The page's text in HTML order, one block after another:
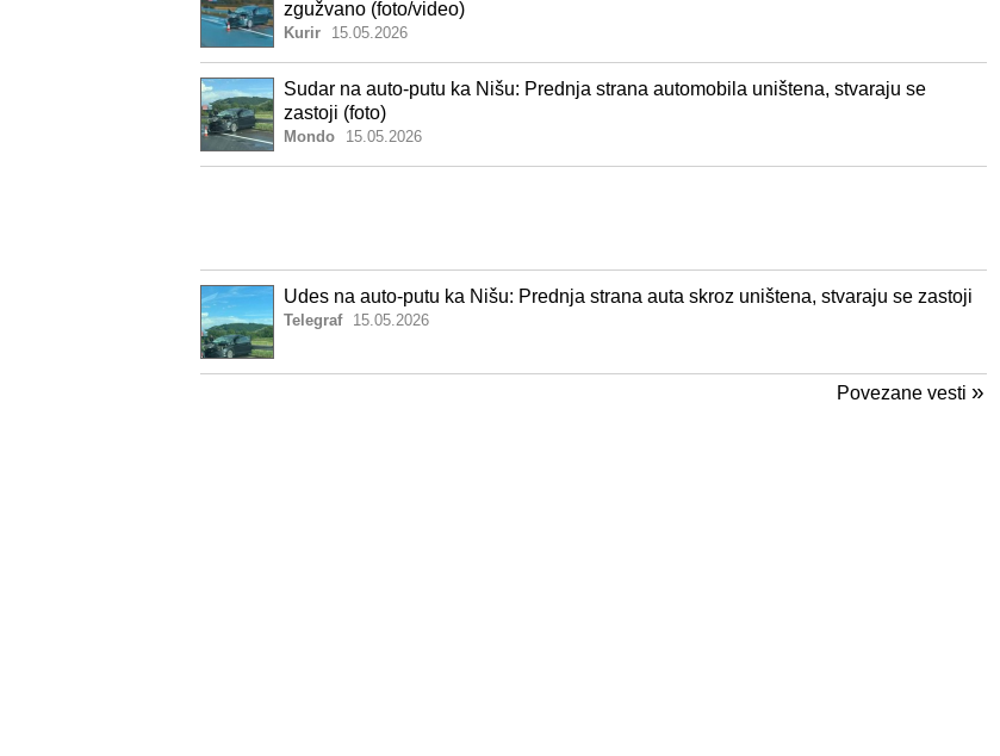
zgužvano (foto/video)
Kurir 15.05.2026
Sudar na auto-putu ka Nišu: Prednja strana automobila uništena, stvaraju se
zastoji (foto)
Mondo 15.05.2026
Udes na auto-putu ka Nišu: Prednja strana auta skroz uništena, stvaraju se zastoji
Telegraf 15.05.2026
Povezane vesti »